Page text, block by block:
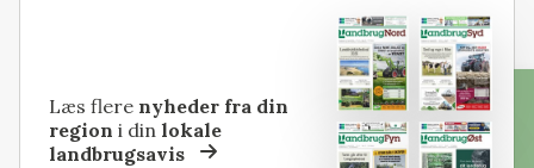
Læs flere nyheder fra din
region i dinlokale
landbrugsavis